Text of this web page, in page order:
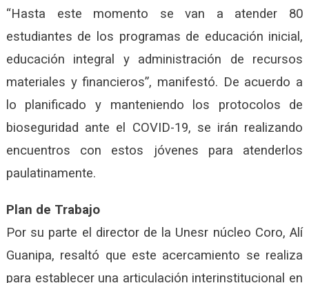
“Hasta este momento se van a atender 80
estudiantes de los programas de educación inicial,
educación integral y administración de recursos
materiales y financieros”, manifestó. De acuerdo a
lo planificado y manteniendo los protocolos de
bioseguridad ante el COVID-19, se irán realizando
encuentros con estos jóvenes para atenderlos
paulatinamente.
Plan de Trabajo
Por su parte el director de la Unesr núcleo Coro, Alí
Guanipa, resaltó que este acercamiento se realiza
para establecer una articulación interinstitucional en